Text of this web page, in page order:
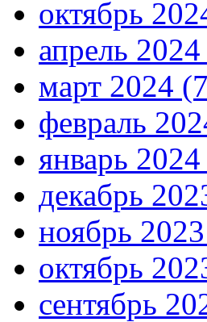
октябрь
апрель
март 2024
февраль
январь
декабрь
ноябрь
октябрь
сентябрь